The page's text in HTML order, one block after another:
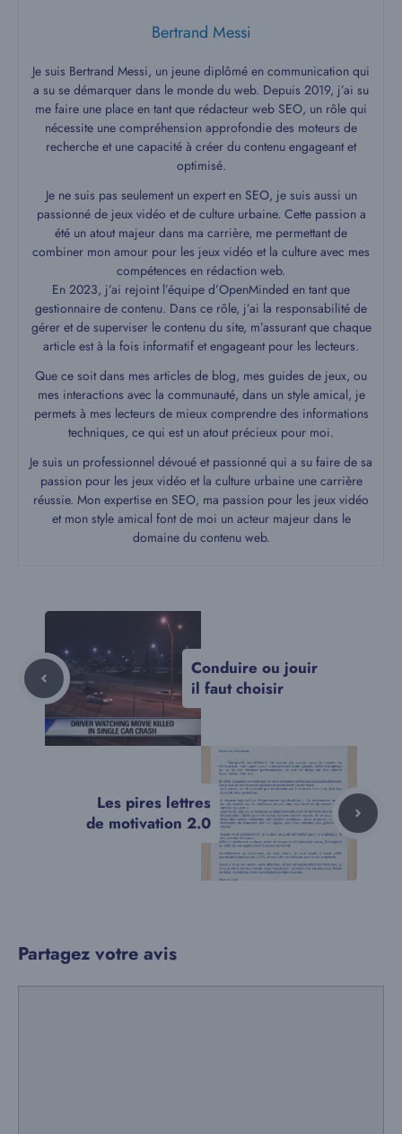
Bertrand Messi
Je suis Bertrand Messi, un jeune diplômé en communication qui
a su se démarquer dans le monde du web. Depuis 2019, j’ai su
me faire une place en tant que rédacteur web SEO, un rôle qui
nécessite une compréhension approfondie des moteurs de
recherche et une capacité à créer du contenu engageant et
optimisé.
Je ne suis pas seulement un expert en SEO, je suis aussi un
passionné de jeux vidéo et de culture urbaine. Cette passion a
été un atout majeur dans ma carrière, me permettant de
combiner mon amour pour les jeux vidéo et la culture avec mes
compétences en rédaction web.
En 2023, j’ai rejoint l’équipe d’OpenMinded en tant que
gestionnaire de contenu. Dans ce rôle, j’ai la responsabilité de
gérer et de superviser le contenu du site, m’assurant que chaque
article est à la fois informatif et engageant pour les lecteurs.
Que ce soit dans mes articles de blog, mes guides de jeux, ou
mes interactions avec la communauté, dans un style amical, je
permets à mes lecteurs de mieux comprendre des informations
techniques, ce qui est un atout précieux pour moi.
Je suis un professionnel dévoué et passionné qui a su faire de sa
passion pour les jeux vidéo et la culture urbaine une carrière
réussie. Mon expertise en SEO, ma passion pour les jeux vidéo
et mon style amical font de moi un acteur majeur dans le
domaine du contenu web.
Conduire ou jouir
il faut choisir
Les pires lettres
de motivation 2.0
Partagez votre avis